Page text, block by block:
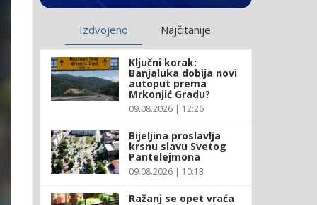
Izdvojeno Najčitanije
Ključni korak:
Banjaluka dobija novi
autoput prema
Mrkonjić Gradu?
09.08.2026 | 12:26
Bijeljina proslavlja
krsnu slavu Svetog
Pantelejmona
09.08.2026 | 10:13
Ražanj se opet vraća